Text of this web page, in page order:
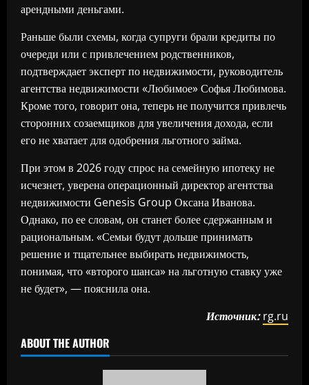
арендными деньгами.
Раньше были схемы, когда супруги брали кредиты по
очереди или с привлечением родственников,
подтверждает эксперт по недвижимости, руководитель
агентства недвижимости «Любимое» Софья Любимова.
Кроме того, говорит она, теперь не получится привлечь
сторонних созаемщиков для увеличения дохода, если
его не хватает для одобрения льготного займа.
При этом в 2026 году спрос на семейную ипотеку не
исчезнет, уверена операционный директор агентства
недвижимости Genesis Group Оксана Иванова.
Однако, по ее словам, он станет более сдержанным и
рациональным. «Семьи будут дольше принимать
решение и тщательнее выбирать недвижимость,
понимая, что «второго шанса» на льготную ставку уже
не будет», — пояснила она.
Источник: rg.ru
ABOUT THE AUTHOR